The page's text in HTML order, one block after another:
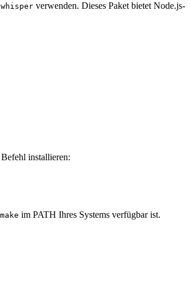
verwenden. Dieses Paket bietet Node.js-
installieren:
make im PATH Ihres Systems verfügbar ist.